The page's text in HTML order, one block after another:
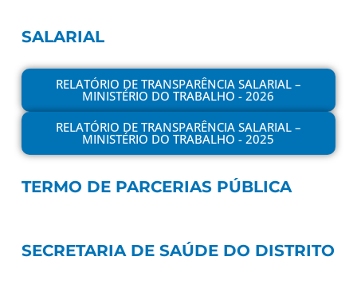
SALARIAL
RELATÓRIO DE TRANSPARÊNCIA SALARIAL –
MINISTÉRIO DO TRABALHO - 2026
RELATÓRIO DE TRANSPARÊNCIA SALARIAL –
MINISTÉRIO DO TRABALHO - 2025
TERMO DE PARCERIAS PÚBLICA
SECRETARIA DE SAÚDE DO DISTRITO